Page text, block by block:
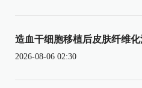
造血干细胞移植后皮肤纤维
2026-08-06 02:30